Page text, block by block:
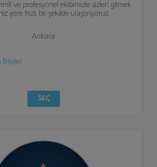
ve profesyonel ekibimizle sizleri gitmek
yere hızlı bir şekilde ulaştırıyoruz.
Ankara
Bilgileri
SEÇ